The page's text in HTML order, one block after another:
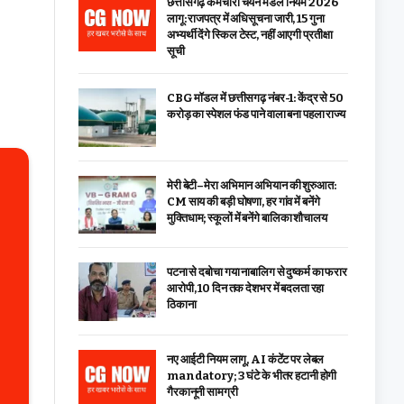
लागू: राजपत्र में अधिसूचना जारी, 15 गुना
अभ्यर्थी देंगे स्किल टेस्ट, नहीं आएगी प्रतीक्षा
सूची
CBG मॉडल में छत्तीसगढ़ नंबर-1: केंद्र से ₹50
करोड़ का स्पेशल फंड पाने वाला बना पहला राज्य
मेरी बेटी–मेरा अभिमान अभियान की शुरुआत:
CM साय की बड़ी घोषणा, हर गांव में बनेंगे
मुक्तिधाम; स्कूलों में बनेंगे बालिका शौचालय
पटना से दबोचा गया नाबालिग से दुष्कर्म का फरार
आरोपी, 10 दिन तक देशभर में बदलता रहा
ठिकाना
नए आईटी नियम लागू, AI कंटेंट पर लेबल
mandatory; 3 घंटे के भीतर हटानी होगी
गैरकानूनी सामग्री